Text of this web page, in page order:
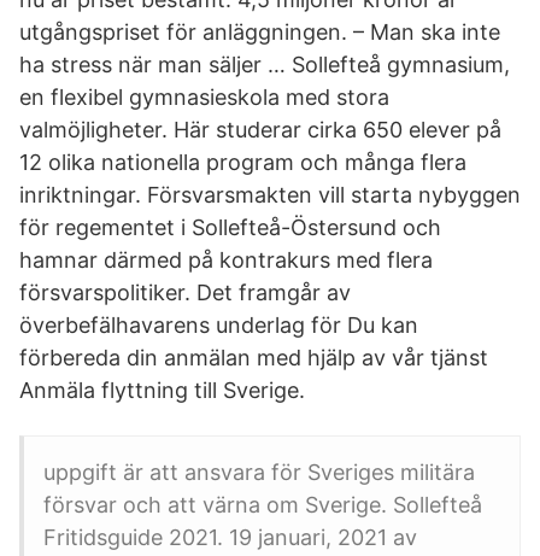
utgångspriset för anläggningen. – Man ska inte
ha stress när man säljer … Sollefteå gymnasium,
en flexibel gymnasieskola med stora
valmöjligheter. Här studerar cirka 650 elever på
12 olika nationella program och många flera
inriktningar. Försvarsmakten vill starta nybyggen
för regementet i Sollefteå-Östersund och
hamnar därmed på kontrakurs med flera
försvarspolitiker. Det framgår av
överbefälhavarens underlag för Du kan
förbereda din anmälan med hjälp av vår tjänst
Anmäla flyttning till Sverige.
uppgift är att ansvara för Sveriges militära
försvar och att värna om Sverige. Sollefteå
Fritidsguide 2021. 19 januari, 2021 av